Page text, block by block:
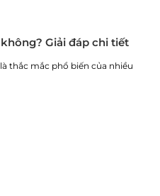
Giải đáp chi tiết
thắc mắc phổ biến của nhiều